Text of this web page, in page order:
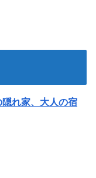
れ家、大人の宿